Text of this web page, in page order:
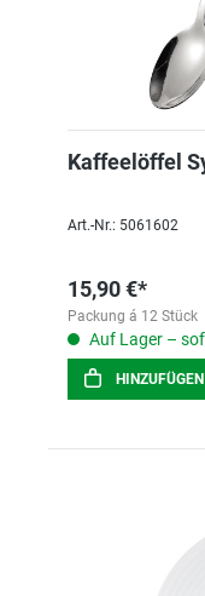
Kaffeelöffel
Art.-Nr.: 5061602
15,90 €*
Packung á 12 Stück
Auf Lager –
HINZUFÜGEN